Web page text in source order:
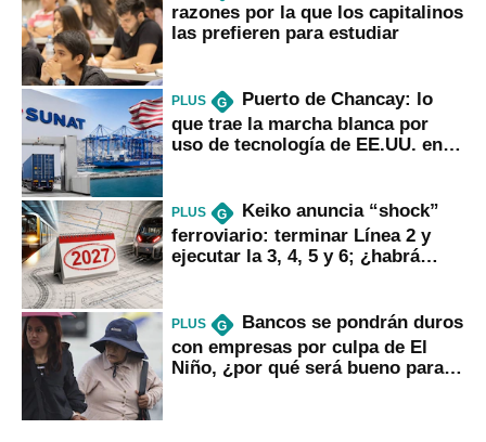
razones por la que los capitalinos
las prefieren para estudiar
PLUS G
Puerto de Chancay: lo
que trae la marcha blanca por
uso de tecnología de EE.UU. en
PLUS G
Keiko anuncia “shock”
ferroviario: terminar Línea 2 y
ejecutar la 3, 4, 5 y 6; ¿habrá
PLUS G
Bancos se pondrán duros
con empresas por culpa de El
Niño, ¿por qué será bueno para